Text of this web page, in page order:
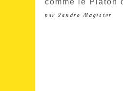
comme le Platon
par Sandro Magister